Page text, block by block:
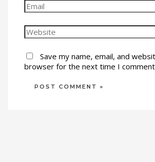
Email
Website
Save my name, email, and
browser for the next time I